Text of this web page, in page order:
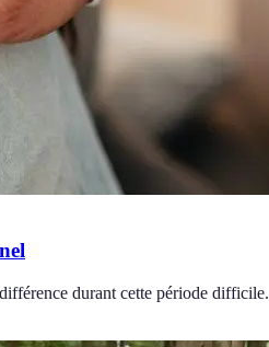
durant cette période difficile.